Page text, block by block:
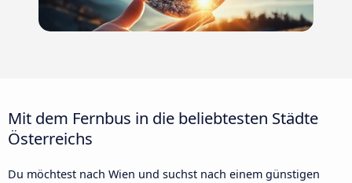
Mit dem Fernbus in die beliebtesten Städte
Österreichs
Du möchtest nach Wien und suchst nach einem günstigen